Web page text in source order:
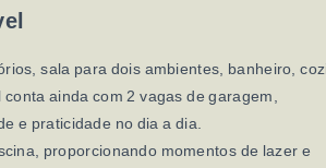
sala para dois ambientes, banheiro,
ainda com 2 vagas de garagem,
e praticidade no dia a dia.
proporcionando momentos de lazer e